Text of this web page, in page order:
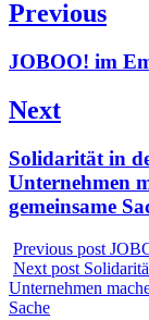
Previous
Previous
JOBOO! im
Next
Next
post:
Solidarität in
Unternehmen
gemeinsame
Previous post
Next post
Unternehmen
Sache